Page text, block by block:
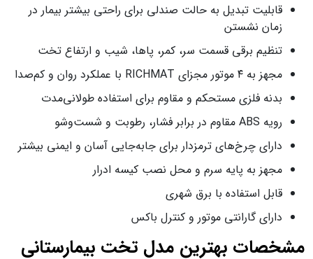
قابلیت تبدیل به حالت صندلی برای راحتی بیشتر بیمار در
زمان نشستن
تنظیم برقی قسمت سر، کمر، پاها، شیب و ارتفاع تخت
مجهز به ۴ موتور مجزای RICHMAT با عملکرد روان و کم‌صدا
بدنه فلزی مستحکم و مقاوم برای استفاده طولانی‌مدت
رویه ABS مقاوم در برابر فشار، رطوبت و شست‌وشو
دارای چرخ‌های ترمزدار برای جابه‌جایی آسان و ایمنی بیشتر
مجهز به پایه سرم و محل نصب کیسه ادرار
قابل استفاده با برق شهری
دارای گارانتی موتور و کنترل باکس
مشخصات بهترین مدل تخت بیمارستانی